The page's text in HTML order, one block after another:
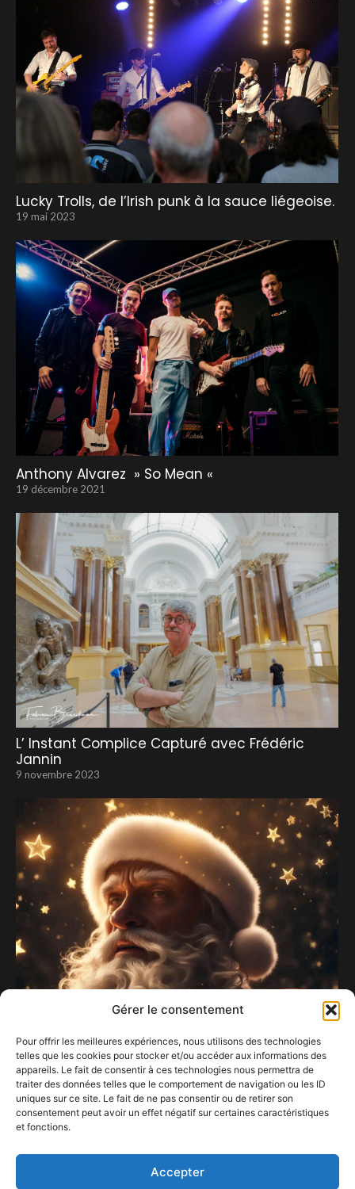
Gérer le consentement
Pour offrir les meilleures expériences, nous utilisons des technologies
telles que les cookies pour stocker et/ou accéder aux informations des
appareils. Le fait de consentir à ces technologies nous permettra de
traiter des données telles que le comportement de navigation ou les ID
uniques sur ce site. Le fait de ne pas consentir ou de retirer son
consentement peut avoir un effet négatif sur certaines caractéristiques
et fonctions.
Accepter
Lucky Trolls, de l’Irish punk à la sauce liégeoise.
19 mai 2023
Anthony Alvarez » So Mean «
19 décembre 2021
L’ Instant Complice Capturé avec Frédéric
Jannin
9 novembre 2023
23 décembre 2023